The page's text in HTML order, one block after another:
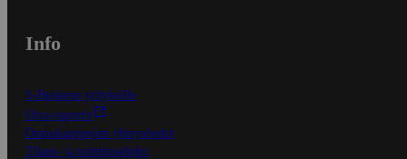
Info
S-Business yrityksille
Oiva-raportit
Osuuskauppojen yhteystiedot
Tilaus- ja toimitusehdot